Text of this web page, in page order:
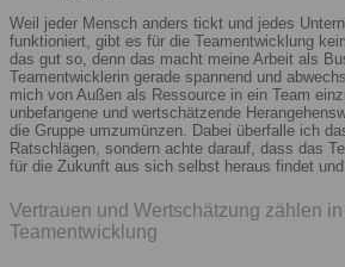
Weil jeder Mensch anders tickt und jedes
funktioniert, gibt es für die Teamentwicklung
das gut so, denn das macht meine Arbeit als
Teamentwicklerin gerade spannend und
mich von Außen als Ressource in ein Team
unbefangene und wertschätzende
die Gruppe umzumünzen. Dabei überfalle ich
Ratschlägen, sondern achte darauf, dass das
für die Zukunft aus sich selbst heraus findet und
Vertrauen und Wertschätzung zählen
Teamentwicklung